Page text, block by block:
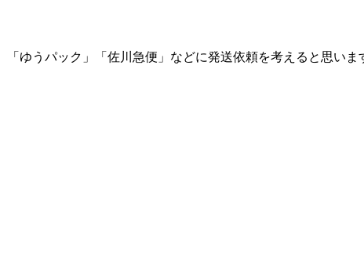
ゆうパック」「佐川急便」などに発送依頼を考えると思い